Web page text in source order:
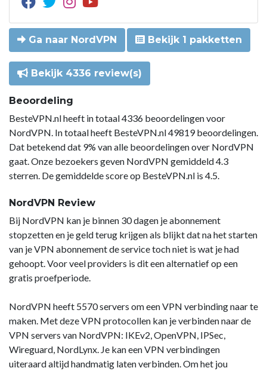
Ga naar NordVPN Bekijk 1 pakketten
Bekijk 4336 review(s)
Beoordeling
BesteVPN.nl heeft in totaal 4336 beoordelingen voor
NordVPN. In totaal heeft BesteVPN.nl 49819 beoordelingen.
Dat betekend dat 9% van alle beoordelingen over NordVPN
gaat. Onze bezoekers geven NordVPN gemiddeld 4.3
sterren. De gemiddelde score op BesteVPN.nl is 4.5.
NordVPN Review
Bij NordVPN kan je binnen 30 dagen je abonnement
stopzetten en je geld terug krijgen als blijkt dat na het starten
van je VPN abonnement de service toch niet is wat je had
gehoopt. Voor veel providers is dit een alternatief op een
gratis proefperiode.
NordVPN heeft 5570 servers om een VPN verbinding naar te
maken. Met deze VPN protocollen kan je verbinden naar de
VPN servers van NordVPN: IKEv2, OpenVPN, IPSec,
Wireguard, NordLynx. Je kan een VPN verbindingen
uiteraard altijd handmatig laten verbinden. Om het jou